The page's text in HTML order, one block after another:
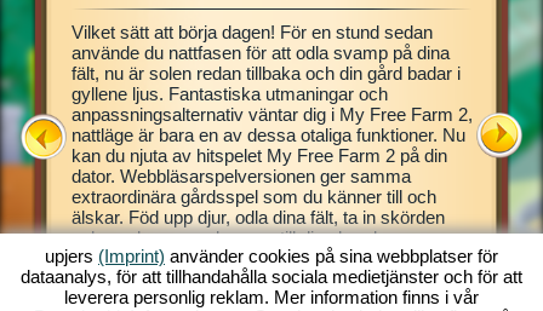
egen
är en
och du
Vilket sätt att börja dagen! För en stund sedan
använde du nattfasen för att odla svamp på dina
fält, nu är solen redan tillbaka och din gård badar i
gyllene ljus. Fantastiska utmaningar och
anpassningsalternativ väntar dig i My Free Farm 2,
nattläge är bara en av dessa otaliga funktioner. Nu
kan du njuta av hitspelet My Free Farm 2 på din
dator. Webbläsarspelversionen ger samma
extraordinära gårdsspel som du känner till och
älskar. Föd upp djur, odla dina fält, ta in skörden
och producera goda varor till dina kunder.
Registrera dig gratis nu och börja!
egen
fält,
dig att
goda
lastbil,
hon
din
upjers (Imprint) använder cookies på sina webbplatser för
dataanalys, för att tillhandahålla sociala medietjänster och för att
leverera personlig reklam. Mer information finns i vår